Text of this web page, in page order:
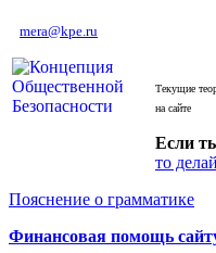
mera@kpe.ru
Текущие
на сайте
Если
то
Пояснение о грамматике
Финансовая помощь